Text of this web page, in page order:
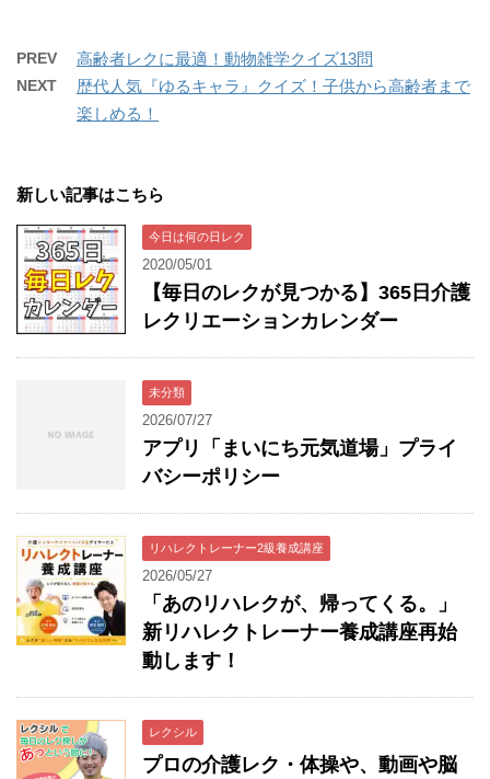
PREV 高齢者レクに最適！動物雑学クイズ13問
NEXT
歴代人気『ゆるキャラ』クイズ！子供から高齢者まで
楽しめる！
新しい記事はこちら
今日は何の日レク
2020/05/01
【毎日のレクが見つかる】365日介護
レクリエーションカレンダー
未分類
2026/07/27
アプリ「まいにち元気道場」プライ
バシーポリシー
リハレクトレーナー2級養成講座
2026/05/27
「あのリハレクが、帰ってくる。」
新リハレクトレーナー養成講座再始
動します！
レクシル
プロの介護レク・体操や、動画や脳